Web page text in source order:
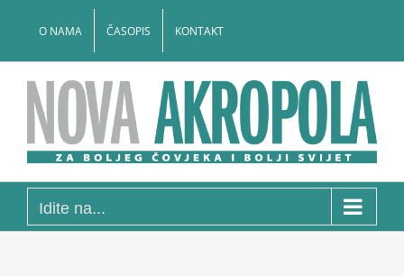
O NAMA ČASOPIS KONTAKT
Idite na...